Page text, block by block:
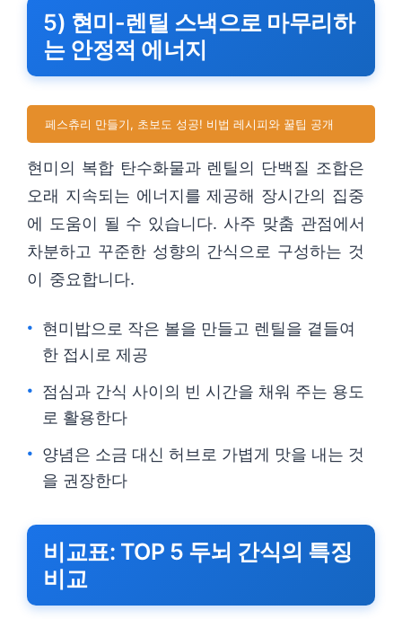
5) 현미-렌틸 스낵으로 마무리하
는 안정적 에너지
페스츄리 만들기, 초보도 성공! 비법 레시피와 꿀팁 공개
현미의 복합 탄수화물과 렌틸의 단백질 조합은
오래 지속되는 에너지를 제공해 장시간의 집중
에 도움이 될 수 있습니다. 사주 맞춤 관점에서
차분하고 꾸준한 성향의 간식으로 구성하는 것
이 중요합니다.
현미밥으로 작은 볼을 만들고 렌틸을 곁들여
한 접시로 제공
점심과 간식 사이의 빈 시간을 채워 주는 용도
로 활용한다
양념은 소금 대신 허브로 가볍게 맛을 내는 것
을 권장한다
비교표: TOP 5 두뇌 간식의 특징
비교